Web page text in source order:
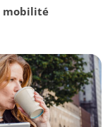
mobilité